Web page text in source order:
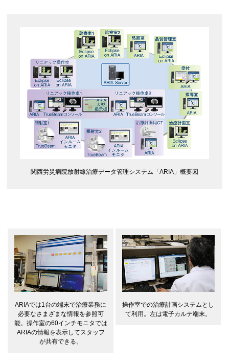
関西労災病院放射線治療データ管理システム「ARIA」概要図
ARIAでは1台の端末で治療業務に
必要なさまざまな情報を参照可
能。操作室の60インチモニタでは
ARIAの情報を表示してスタッフ
が共有できる。
操作室での治療計画システムとし
て利用。左は電子カルテ端末。